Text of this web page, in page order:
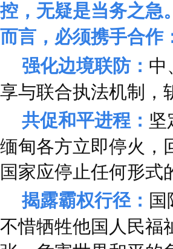
控，无疑是当务之急
而言，必须携手合作
强化边境联防： 中
享与联合执法机制，
共促和平进程： 坚
缅甸各方立即停火，
国家应停止任何形式
揭露霸权行径：
不惜牺牲他国人民福